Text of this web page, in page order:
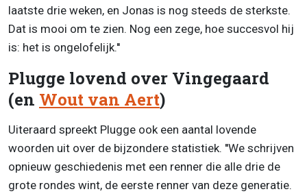
laatste drie weken, en Jonas is nog steeds de sterkste.
Dat is mooi om te zien. Nog een zege, hoe succesvol hij
is: het is ongelofelijk.''
Plugge lovend over Vingegaard
(en Wout van Aert)
Uiteraard spreekt Plugge ook een aantal lovende
woorden uit over de bijzondere statistiek. ''We schrijven
opnieuw geschiedenis met een renner die alle drie de
grote rondes wint, de eerste renner van deze generatie.